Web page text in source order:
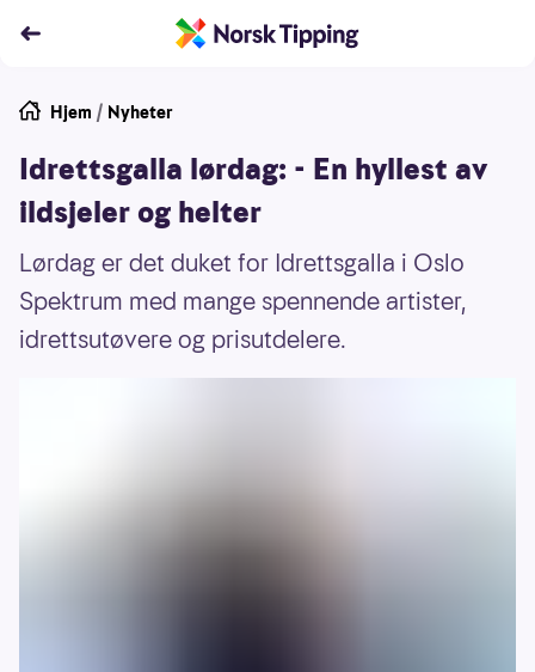
Hjem / Nyheter
Idrettsgalla lørdag: - En hyllest av
ildsjeler og helter
Lørdag er det duket for Idrettsgalla i Oslo
Spektrum med mange spennende artister,
idrettsutøvere og prisutdelere.